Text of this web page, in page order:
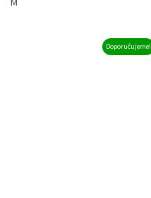
Doporučujeme!